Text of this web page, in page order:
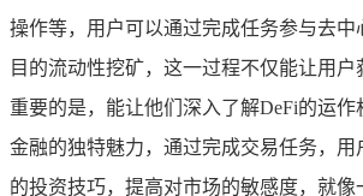
操作等，用户可以通过完成任务参与去中
目的流动性挖矿，这一过程不仅能让用户
重要的是，能让他们深入了解DeFi的运
金融的独特魅力，通过完成交易任务，用
的投资技巧，提高对市场的敏感度，就像